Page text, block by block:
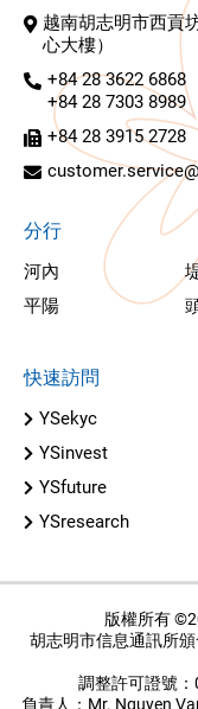
越南胡志明市西貢
心大樓）
+84 28 3622 6868
+84 28 7303 8989
+84 28 3915 2728
分行
河內
平陽
快速訪問
YSekyc
YSinvest
YSfuture
YSresearch
版權所有
胡志明市信息通訊所
調整許可證號
負責人：Mr. Nguyen